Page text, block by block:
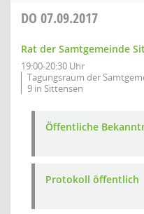
DO 07.09.2017
Rat der Samtgemeinde
19:00-20:30 Uhr
Tagungsraum der
9 in Sittensen
Öffentliche
Protokoll öffentlich